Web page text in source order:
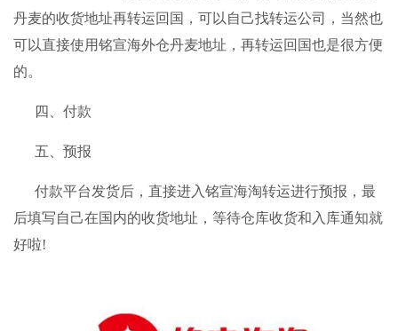
丹麦的收货地址再转运回国，可以自己找转运公司
，当然也
可以直接使用铭宣海外仓丹麦地址，再转运回国也是很方便
的。
四、付款
五、预报
付款平台发货后，直接进入铭宣海淘转运进行预报，最
后填写自己在国内的收货地址，等待仓库收货和入库通知就
好啦!